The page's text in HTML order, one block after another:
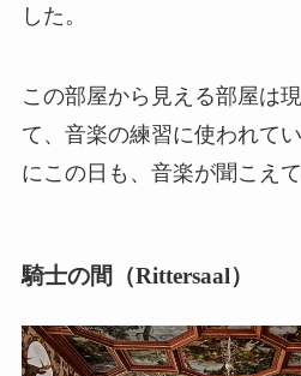
した。
この部屋から見える部屋は
て、音楽の練習に使われて
にこの日も、音楽が聞こえ
騎士の間（Rittersaal）